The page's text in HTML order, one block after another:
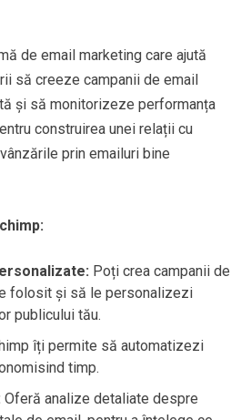
de email marketing care ajută
să creeze campanii de email
și să monitorizeze performanța
construirea unei relații cu
prin emailuri bine
Poți crea campanii de
folosit și să le personalizezi
publicului tău.
îți permite să automatizezi
timp.
Oferă analize detaliate despre